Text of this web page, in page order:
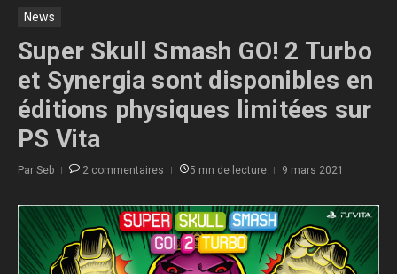
News
Super Skull Smash GO! 2 Turbo
et Synergia sont disponibles en
éditions physiques limitées sur
PS Vita
Par Seb 2 commentaires 5 mn de lecture 9 mars 2021